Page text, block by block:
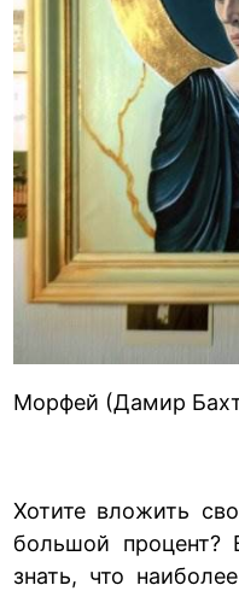
Морфей (Дамир
Хотите вложить
большой
знать, что